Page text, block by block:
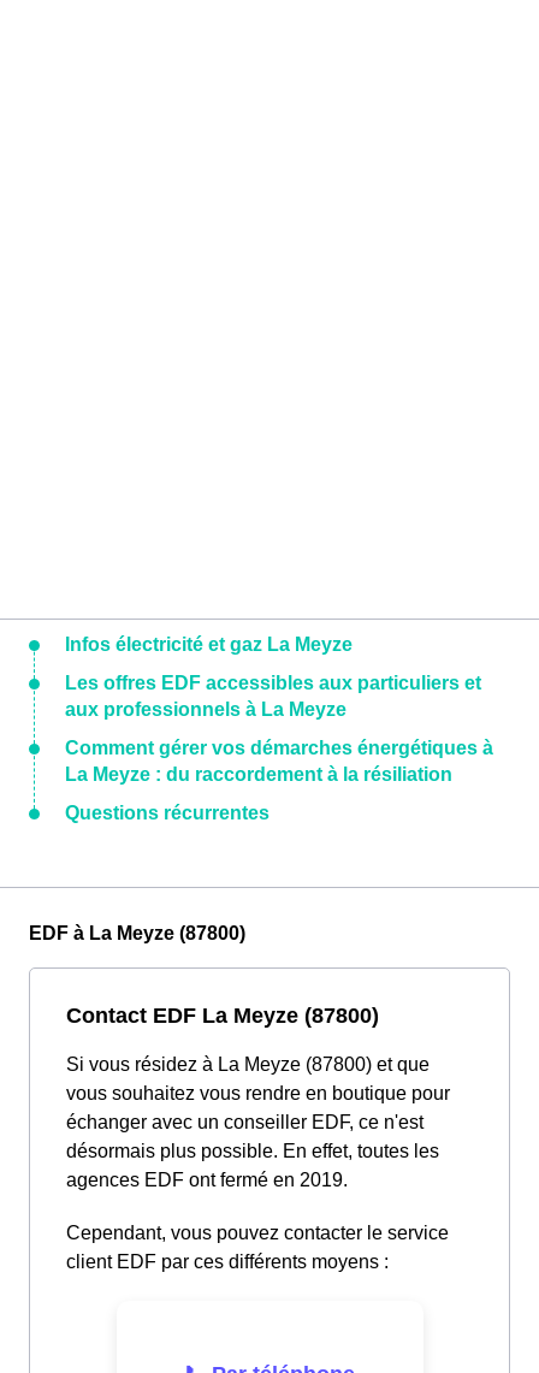
Infos électricité et gaz La Meyze
Les offres EDF accessibles aux particuliers et
aux professionnels à La Meyze
Comment gérer vos démarches énergétiques à
La Meyze : du raccordement à la résiliation
Questions récurrentes
EDF à La Meyze (87800)
Contact EDF La Meyze (87800)
Si vous résidez à La Meyze (87800) et que
vous souhaitez vous rendre en boutique pour
échanger avec un conseiller EDF, ce n'est
désormais plus possible. En effet, toutes les
agences EDF ont fermé en 2019.
Cependant, vous pouvez contacter le service
client EDF par ces différents moyens :